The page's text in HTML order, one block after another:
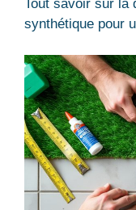
Tout savoir sur la
synthétique pour